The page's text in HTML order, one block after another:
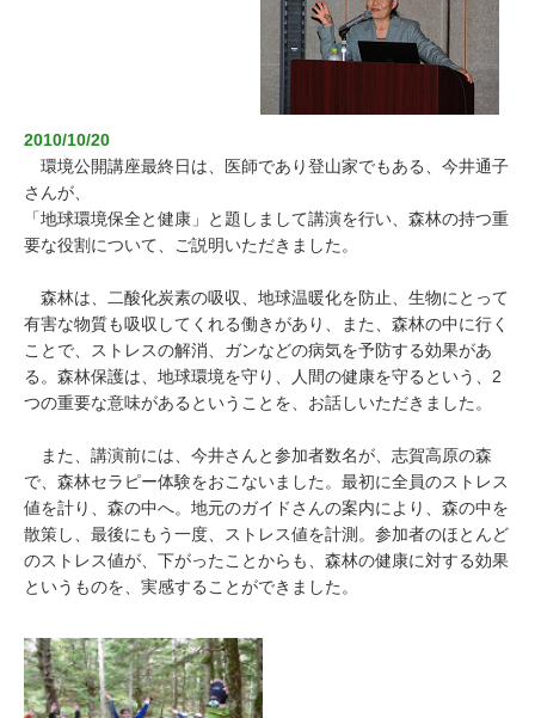
2010/10/20
環境公開講座最終日は、医師であり登山家でもある、今井通子
さんが、
「地球環境保全と健康」
と題しまして講演を行い、森林の持つ重
要な役割について、ご説明いただきました。
森林は、二酸化炭素の吸収、地球温暖化を防止、生物にとって
有害な物質も吸収してくれる働きがあり、また、森林の中に行く
ことで、ストレスの解消、ガンなどの病気を予防する効果があ
る。森林保護は、地球環境を守り、人間の健康を守るという、2
つの重要な意味があるということを、お話しいただきました。
また、講演前には、今井さんと参加者数名が、志賀高原の森
で、森林セラピー体験をおこないました。最初に全員のストレス
値を計り、森の中へ。地元のガイドさんの案内により、森の中を
散策し、最後にもう一度、ストレス値を計測。参加者のほとんど
のストレス値が、下がったことからも、森林の健康に対する効果
というものを、実感することができました。